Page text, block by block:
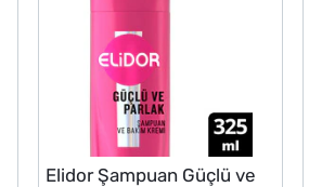
Elidor Şampuan Güçlü ve